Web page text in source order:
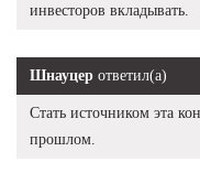
инвесторов вкладывать.
Шнауцер ответил(а)
Стать источником эта
прошлом.